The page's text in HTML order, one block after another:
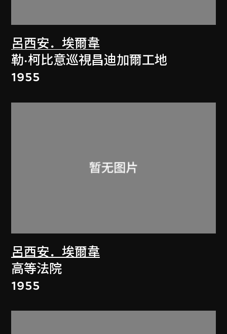
呂西安．埃爾韋
勒·柯比意巡視昌迪加爾工地
1955
呂西安．埃爾韋
高等法院
1955